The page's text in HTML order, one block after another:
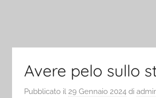
Avere pelo sullo
Pubblicato il 29 Gennaio 2024 di